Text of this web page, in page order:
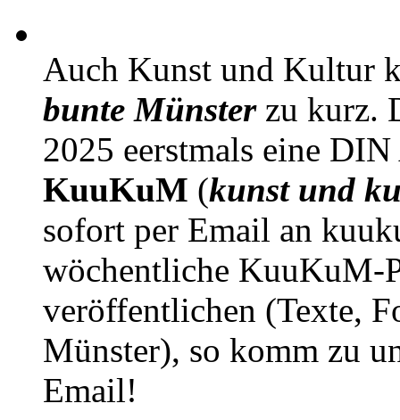
Auch Kunst und Kultur
bunte Münsterzu kurz.
2025 eerstmals eine
KuuKuM (kunst und
sofort per Email an
wöchentliche KuuKuM-
veröffentlichen (Texte,
Münster), so komm zu
Email!